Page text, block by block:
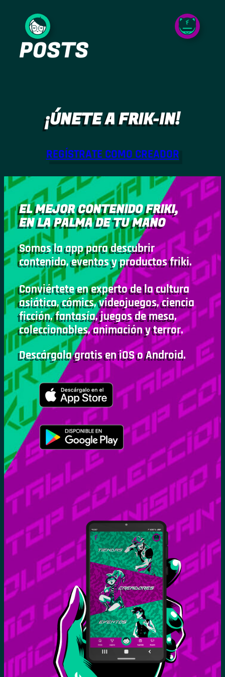
contenido
POSTS
¡ÚNETE A FRIK-IN!
REGÍSTRATE COMO CREADOR
EL MEJOR CONTENIDO FRIKI,
EN LA PALMA DE TU MANO
Somos la app para descubrir
contenido, eventos y productos friki.
Conviértete en experto de la cultura
asiática, cómics, videojuegos, ciencia
ficción, fantasía, juegos de mesa,
coleccionables, animación y terror.
Descárgala gratis en iOS o Android.